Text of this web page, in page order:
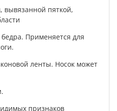
вывязанной пяткой,
Применяется для
ленты. Носок может
признаков